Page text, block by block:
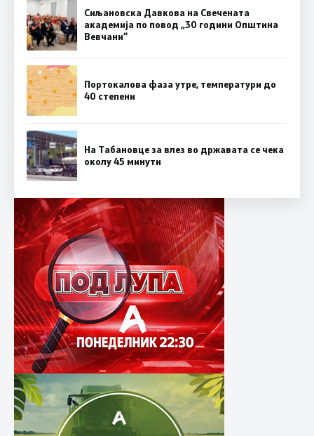
Сиљановска Давкова на Свечената
академија по повод „30 години Општина
Вевчани“
Портокалова фаза утре, температури до
40 степени
На Табановце за влез во државата се чека
околу 45 минути